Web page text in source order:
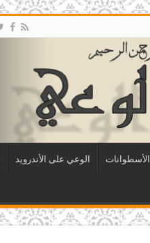
الأسطوانات الوعي على الأندرويد